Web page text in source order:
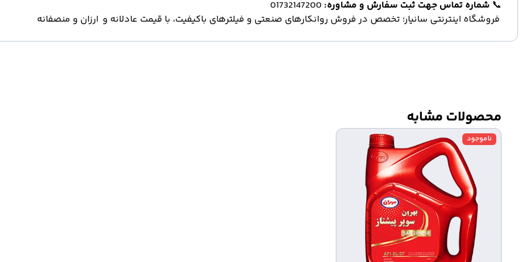
📞 شماره تماس جهت ثبت سفارش و مشاوره: 01732147200
فروشگاه اینترنتی سانیار؛ تخصص در فروش روانکارهای صنعتی و فیلترهای باکیفیت، با قیمت عادلانه و ارزان و منصفانه
محصولات مشابه
ناموجود